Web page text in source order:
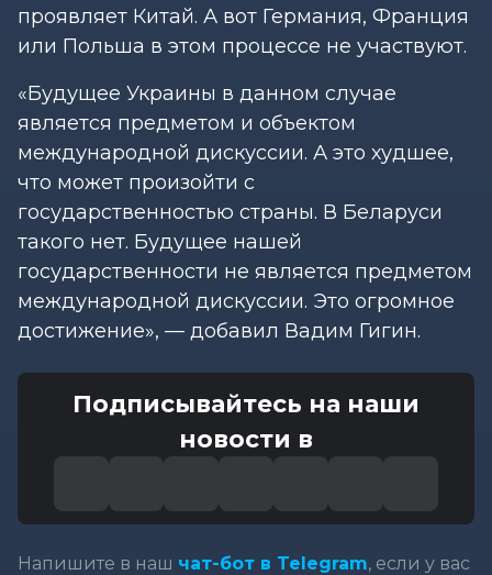
проявляет Китай. А вот Германия, Франция
или Польша в этом процессе не участвуют.
«Будущее Украины в данном случае
является предметом и объектом
международной дискуссии. А это худшее,
что может произойти с
государственностью страны. В Беларуси
такого нет. Будущее нашей
государственности не является предметом
международной дискуссии. Это огромное
достижение», — добавил Вадим Гигин.
Подписывайтесь на наши
новости в
Напишите в наш чат-бот в Telegram, если у вас